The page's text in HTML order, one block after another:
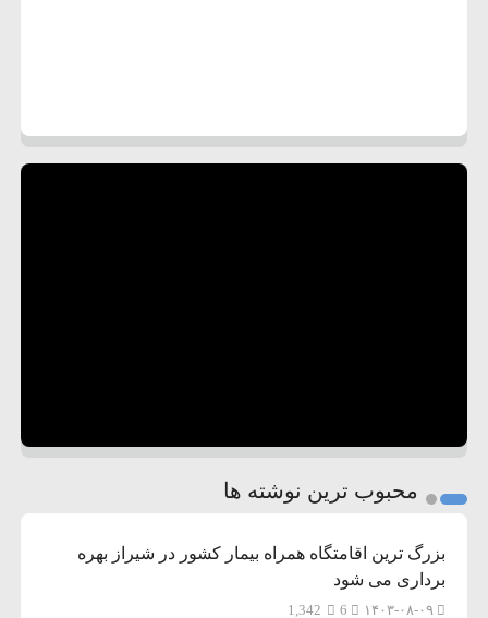
محبوب ترین نوشته ها
بزرگ ترین اقامتگاه همراه بیمار کشور در شیراز بهره
برداری می شود
۱۴۰۳-۰۸-۰۹ 1,342